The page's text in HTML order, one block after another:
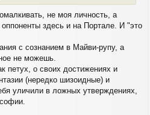
не моя личность, а
здесь и на Портале. И "это
с сознанием в Майви-рупу, а
не можешь.
петух, о своих достижениях и
(нередко шизоидные) и
уличили в ложных утверждениях,